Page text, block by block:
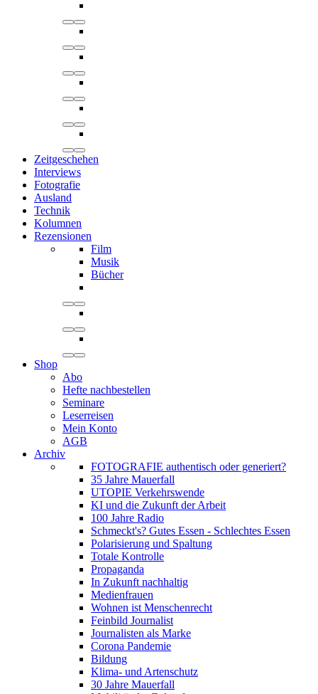
Zeitgeschehen
Interviews
Fotografie
Ausland
Technik
Kolumnen
Rezensionen
Film
Musik
Bücher
Shop
Abo
Hefte nachbestellen
Seminare
Leserreisen
Mein Konto
AGB
Archiv
FOTOGRAFIE authentisch oder generiert?
35 Jahre Mauerfall
UTOPIE Verkehrswende
KI und die Zukunft der Arbeit
100 Jahre Radio
Schmeckt's? Gutes Essen - Schlechtes Essen
Polarisierung und Spaltung
Totale Kontrolle
Propaganda
In Zukunft nachhaltig
Medienfrauen
Wohnen ist Menschenrecht
Feinbild Journalist
Journalisten als Marke
Corona Pandemie
Bildung
Klima- und Artenschutz
30 Jahre Mauerfall